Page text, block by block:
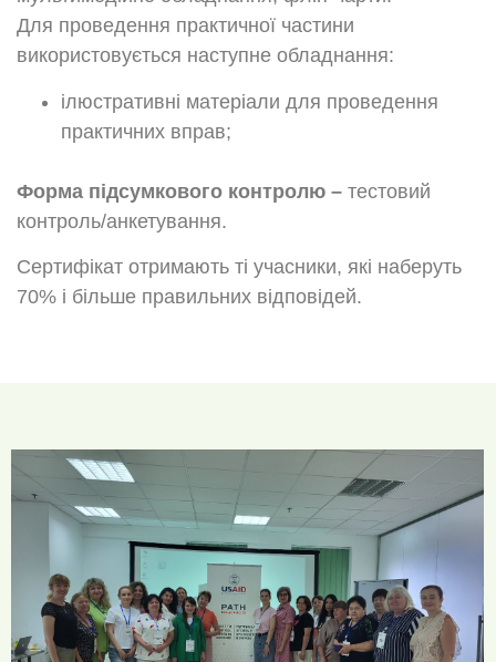
Для проведення практичної частини
використовується наступне обладнання:
ілюстративні матеріали для проведення
практичних вправ;
Форма підсумкового контролю – тестовий
контроль/анкетування.
Сертифікат отримають ті учасники, які наберуть
70% і більше правильних відповідей.